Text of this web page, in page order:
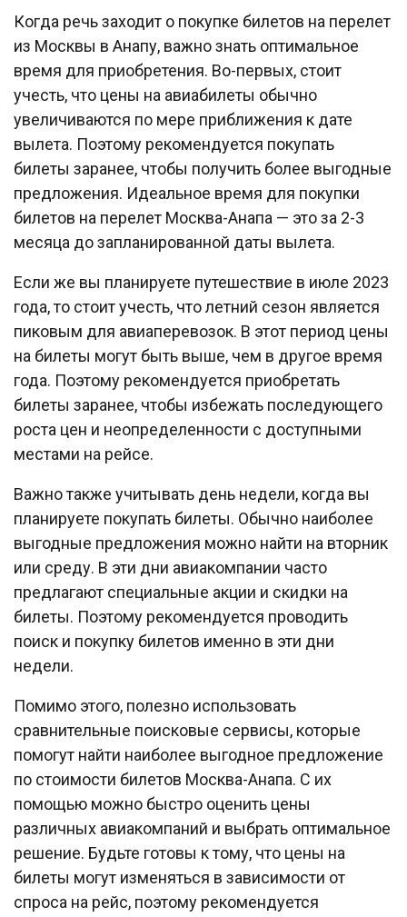
Когда речь заходит о покупке билетов на перелет
из Москвы в Анапу, важно знать оптимальное
время для приобретения. Во-первых, стоит
учесть, что цены на авиабилеты обычно
увеличиваются по мере приближения к дате
вылета. Поэтому рекомендуется покупать
билеты заранее, чтобы получить более выгодные
предложения. Идеальное время для покупки
билетов на перелет Москва-Анапа — это за 2-3
месяца до запланированной даты вылета.
Если же вы планируете путешествие в июле 2023
года, то стоит учесть, что летний сезон является
пиковым для авиаперевозок. В этот период цены
на билеты могут быть выше, чем в другое время
года. Поэтому рекомендуется приобретать
билеты заранее, чтобы избежать последующего
роста цен и неопределенности с доступными
местами на рейсе.
Важно также учитывать день недели, когда вы
планируете покупать билеты. Обычно наиболее
выгодные предложения можно найти на вторник
или среду. В эти дни авиакомпании часто
предлагают специальные акции и скидки на
билеты. Поэтому рекомендуется проводить
поиск и покупку билетов именно в эти дни
недели.
Помимо этого, полезно использовать
сравнительные поисковые сервисы, которые
помогут найти наиболее выгодное предложение
по стоимости билетов Москва-Анапа. С их
помощью можно быстро оценить цены
различных авиакомпаний и выбрать оптимальное
решение. Будьте готовы к тому, что цены на
билеты могут изменяться в зависимости от
спроса на рейс, поэтому рекомендуется